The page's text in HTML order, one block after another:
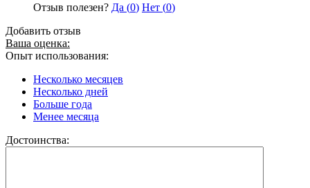
Отзыв полезен? Да (0) Нет (0)
Добавить отзыв
Ваша оценка:
Опыт использования:
Несколько месяцев
Несколько дней
Больше года
Менее месяца
Достоинства: